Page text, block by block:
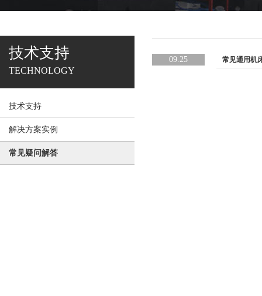
技术支持
TECHNOLOGY
技术支持
解决方案实例
常见疑问解答
09.25 常见通用机